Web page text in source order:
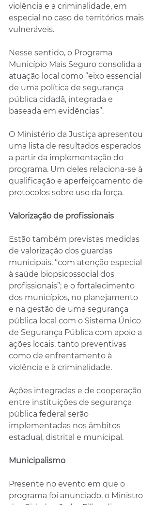
violência e a criminalidade, em
especial no caso de territórios mais
vulneráveis.
Nesse sentido, o Programa
Município Mais Seguro consolida a
atuação local como “eixo essencial
de uma política de segurança
pública cidadã, integrada e
baseada em evidências”.
O Ministério da Justiça apresentou
uma lista de resultados esperados
a partir da implementação do
programa. Um deles relaciona-se à
qualificação e aperfeiçoamento de
protocolos sobre uso da força.
Valorização de profissionais
Estão também previstas medidas
de valorização dos guardas
municipais, “com atenção especial
à saúde biopsicossocial dos
profissionais”; e o fortalecimento
dos municípios, no planejamento
e na gestão de uma segurança
pública local com o Sistema Único
de Segurança Pública com apoio a
ações locais, tanto preventivas
como de enfrentamento à
violência e à criminalidade.
Ações integradas e de cooperação
entre instituições de segurança
pública federal serão
implementadas nos âmbitos
estadual, distrital e municipal.
Municipalismo
Presente no evento em que o
programa foi anunciado, o Ministro